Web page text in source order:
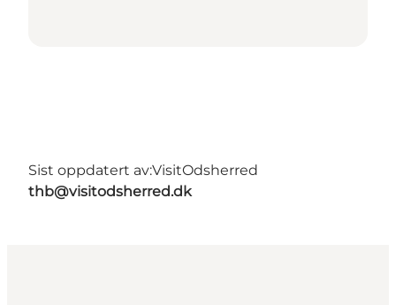
Sist oppdatert av:VisitOdsherred
thb@visitodsherred.dk